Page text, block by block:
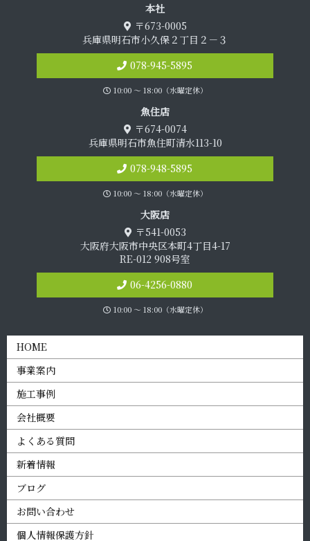
本 社
〒673-0005
兵庫県明石市小久保２丁目２－３
078-945-5895
10:00 〜 18:00（水曜定休）
魚 住 店
〒674-0074
兵庫県明石市魚住町清水113-10
078-948-5895
10:00 〜 18:00（水曜定休）
大 阪 店
〒541-0053
大阪府大阪市中央区本町4丁目4-17
RE-012 908号室
06-4256-0880
10:00 〜 18:00（水曜定休）
HOME
事業案内
施工事例
会社概要
よくある質問
新着情報
ブログ
お問い合わせ
個人情報保護方針